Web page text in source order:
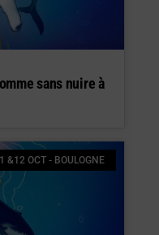
sans nuire à
&12 OCT - BOULOGNE